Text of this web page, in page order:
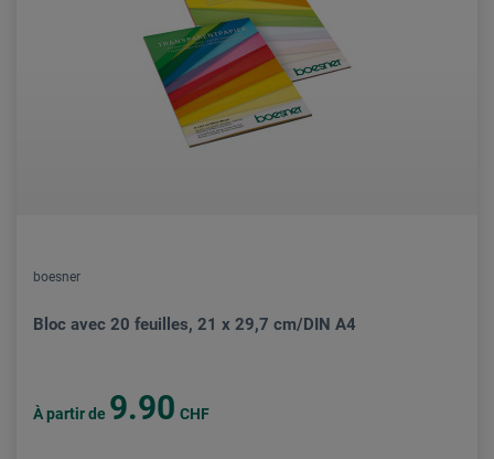
boesner
Bloc avec 20 feuilles, 21 x 29,7 cm/DIN A4
À partir de 9.90 CHF